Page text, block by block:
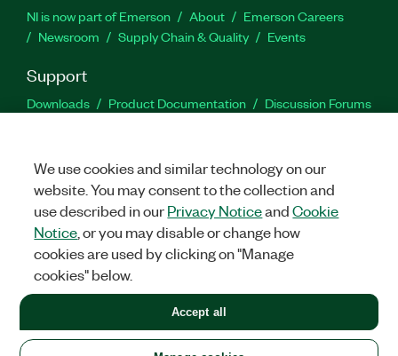
NI is now part of Emerson About
Emerson Careers
Newsroom
Supply Chain & Quality Events
Support
Downloads Product Documentation
Discussion Forums
Facebook
TwitterLinkedIn
United States
LEGAL|IMPRINT|PRIVACY|Manage cookies
©2026NATIONAL INSTRUMENTS CORP. ALL RIGHTS RESERVED.
+1 877 388 1952
We use cookies and similar technology on our
website. You may consent to the collection and
use described in ourPrivacy NoticeandCookie
Notice , or you may disable or change how
cookies are used by clicking on "Manage
cookies" below.
Accept all